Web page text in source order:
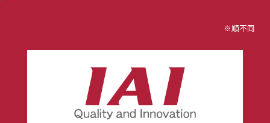
※順不同